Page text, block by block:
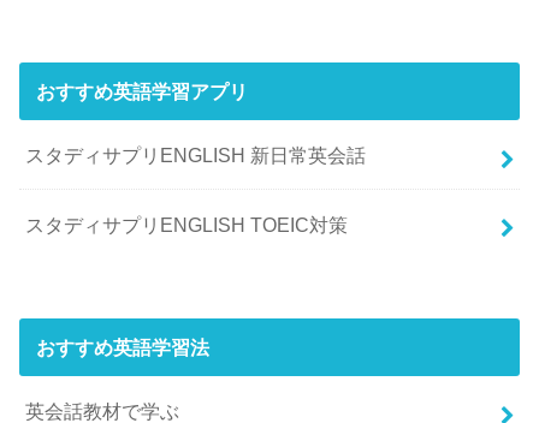
おすすめ英語学習アプリ
スタディサプリENGLISH 新日常英会話
スタディサプリENGLISH TOEIC対策
おすすめ英語学習法
英会話教材で学ぶ